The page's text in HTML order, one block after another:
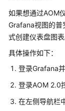
费
说
明
快
速
入
门
如果想通过AOM
Grafana视图的普
式创建仪表盘图表
具体操作如下：
登录Grafana
登录AOM 2.0
在左侧导航栏